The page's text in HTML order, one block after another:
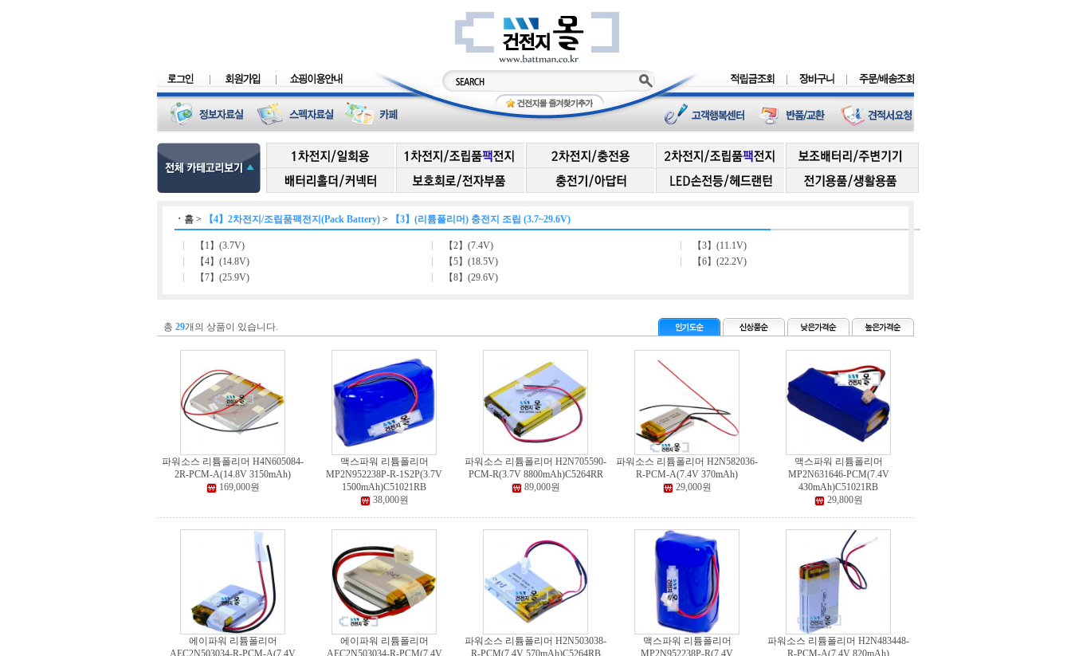
ㆍ 홈 > 【4】2차전지/조립품팩전지(Pack Battery) > 【3】(리튬폴리머) 충전지 조립 (3.7~29.6V)
【1】(3.7V) 【2】(7.4V)
【3】(11.1V)
【4】(14.8V)
【5】(18.5V)
【6】(22.2V)
【7】(25.9V)
【8】(29.6V)
총 29개의 상품이 있습니다.
파워소스 리튬폴리머 H4N605084-
2R-PCM-A(14.8V 3150mAh)
169,000원
맥스파워 리튬폴리머
MP2N952238P-R-1S2P(3.7V
1500mAh)C51021RB
38,000원
파워소스 리튬폴리머 H2N705590-
PCM-R(3.7V 8800mAh)C5264RR
89,000원
파워소스 리튬폴리머 H2N582036-
R-PCM-A(7.4V 370mAh)
29,000원
맥스파워 리튬폴리머
MP2N631646-PCM(7.4V
430mAh)C51021RB
29,800원
에이파워 리튬폴리머
AEC2N503034-R-PCM-A(7.4V
에이파워 리튬폴리머
AEC2N503034-R-PCM(7.4V
파워소스 리튬폴리머 H2N503038-
R-PCM(7.4V 570mAh)C5264RB
맥스파워 리튬폴리머
MP2N952238P-R(7.4V
파워소스 리튬폴리머 H2N483448-
R-PCM-A(7.4V 820mAh)